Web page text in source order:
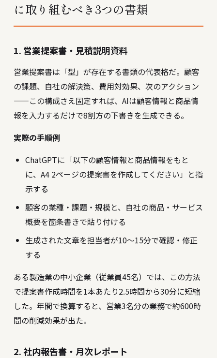
に取り組むべき3つの書類
1. 営業提案書・見積説明資料
営業提案書は「型」が存在する書類の代表格だ。顧客
の課題、自社の解決策、費用対効果、次のアクション
——この構成さえ固定すれば、AIは顧客情報と商品情
報を入力するだけで8割方の下書きを生成できる。
実際の手順例
ChatGPTに「以下の顧客情報と商品情報をもと
に、A4 2ページの提案書を作成してください」と指
示する
顧客の業種・課題・規模と、自社の商品・サービス
概要を箇条書きで貼り付ける
生成された文章を担当者が10〜15分で確認・修正
する
ある製造業の中小企業（従業員45名）では、この方法
で提案書作成時間を1本あたり2.5時間から30分に短縮
した。年間で換算すると、営業3名分の業務で約600時
間の削減効果が出た。
2. 社内報告書・月次レポート